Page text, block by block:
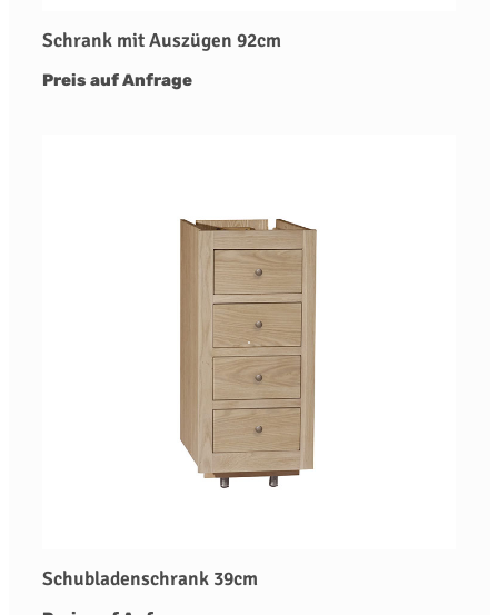
Schrank mit Auszügen 92cm
Preis auf Anfrage
Schubladenschrank 39cm